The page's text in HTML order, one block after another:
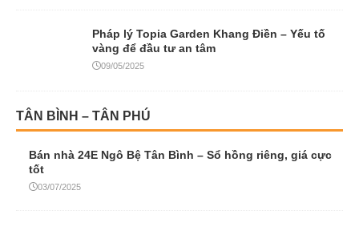
Pháp lý Topia Garden Khang Điền – Yếu tố
vàng để đầu tư an tâm
09/05/2025
TÂN BÌNH – TÂN PHÚ
Bán nhà 24E Ngô Bệ Tân Bình – Sổ hồng riêng, giá cực
tốt
03/07/2025